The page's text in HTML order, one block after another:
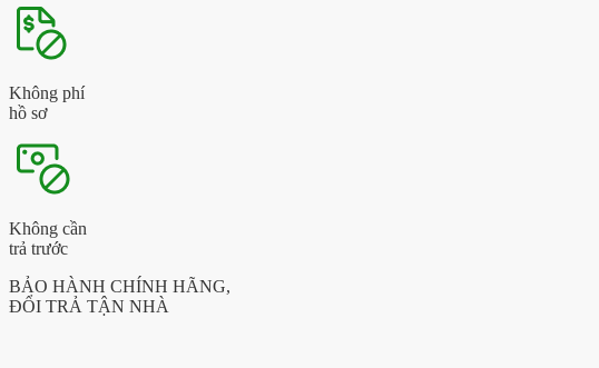
Không phí
hồ sơ
Không cần
trả trước
BẢO HÀNH CHÍNH HÃNG,
ĐỔI TRẢ TẬN NHÀ